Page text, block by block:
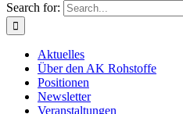
Search for:
Aktuelles
Über den AK Rohstoffe
Positionen
Newsletter
Veranstaltungen